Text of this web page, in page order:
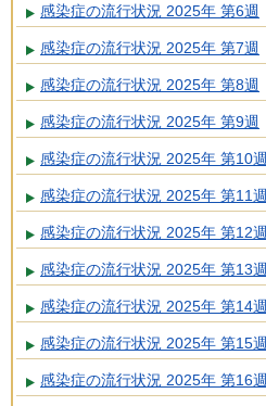
感染症の流行状況 2025年 第6週
感染症の流行状況 2025年 第7週
感染症の流行状況 2025年 第8週
感染症の流行状況 2025年 第9週
感染症の流行状況 2025年 第10週
感染症の流行状況 2025年 第11週
感染症の流行状況 2025年 第12週
感染症の流行状況 2025年 第13週
感染症の流行状況 2025年 第14週
感染症の流行状況 2025年 第15週
感染症の流行状況 2025年 第16週